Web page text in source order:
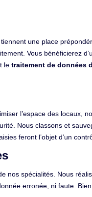
une place
Vous bénéficierez
le traitement de données
l’espace des locaux,
Nous classons et
feront l’objet d’un
nos spécialités. Nous
erronée, ni faute.